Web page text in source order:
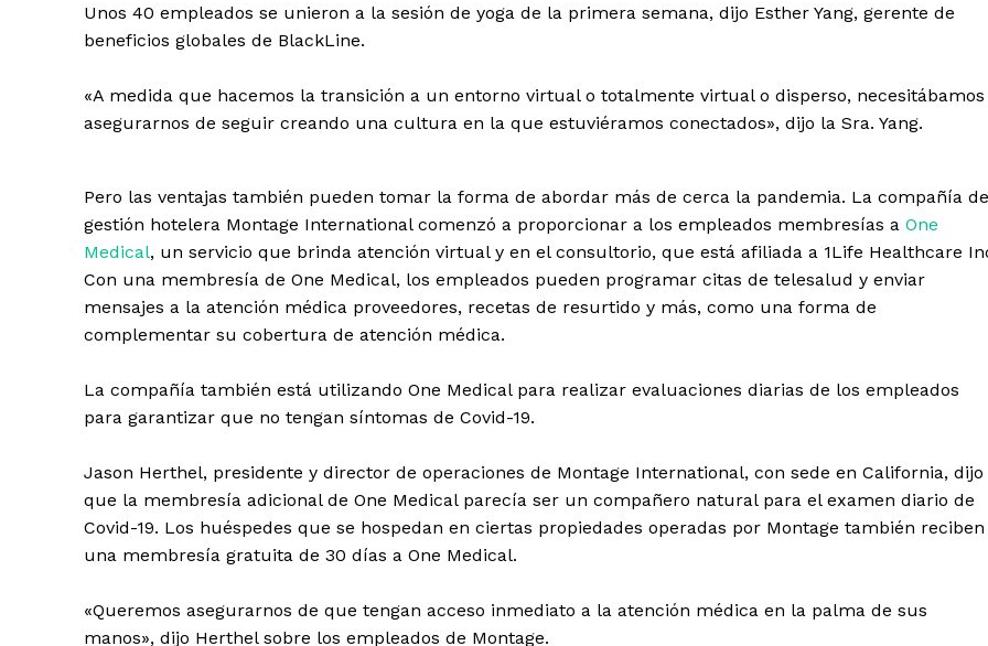
Unos 40 empleados se unieron a la sesión de yoga de la primera semana, dijo Esther Yang, gerente de
beneficios globales de BlackLine.
«A medida que hacemos la transición a un entorno virtual o totalmente virtual o disperso, necesitábamos
asegurarnos de seguir creando una cultura en la que estuviéramos conectados», dijo la Sra. Yang.
Pero las ventajas también pueden tomar la forma de abordar más de cerca la pandemia. La compañía de
gestión hotelera Montage International comenzó a proporcionar a los empleados membresías a One
Medical, un servicio que brinda atención virtual y en el consultorio, que está afiliada a 1Life Healthcare
Con una membresía de One Medical, los empleados pueden programar citas de telesalud y enviar
mensajes a la atención médica proveedores, recetas de resurtido y más, como una forma de
complementar su cobertura de atención médica.
La compañía también está utilizando One Medical para realizar evaluaciones diarias de los empleados
para garantizar que no tengan síntomas de Covid-19.
Jason Herthel, presidente y director de operaciones de Montage International, con sede en California, dijo
que la membresía adicional de One Medical parecía ser un compañero natural para el examen diario de
Covid-19. Los huéspedes que se hospedan en ciertas propiedades operadas por Montage también reciben
una membresía gratuita de 30 días a One Medical.
«Queremos asegurarnos de que tengan acceso inmediato a la atención médica en la palma de sus
manos», dijo Herthel sobre los empleados de Montage.